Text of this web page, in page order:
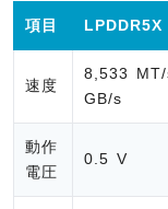
項目 LPDDR5X
速度
8,533
GB/s
動作
電圧
0.5 V